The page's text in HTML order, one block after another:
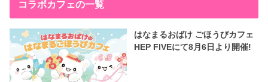
コラボカフェの一覧
はなまるおばけ ごほうびカフェ
HEP FIVEにて8月6日より開催!